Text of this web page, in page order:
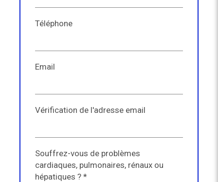
Téléphone
Email
Vérification de l'adresse email
Souffrez-vous de problèmes
cardiaques, pulmonaires, rénaux ou
hépatiques ? *